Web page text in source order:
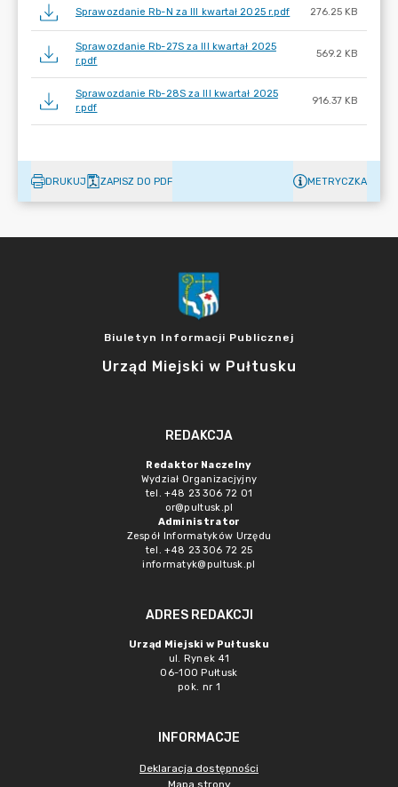
Sprawozdanie Rb-N za III kwartał 2025 r.pdf 276.25 KB
Sprawozdanie Rb-27S za III kwartał 2025
r.pdf
569.2 KB
Sprawozdanie Rb-28S za III kwartał 2025
r.pdf
916.37 KB
DRUKUJ ZAPISZ DO PDF METRYCZKA
Biuletyn Informacji Publicznej
Urząd Miejski w Pułtusku
REDAKCJA
Redaktor Naczelny
Wydział Organizacjyjny
tel. +48 23 306 72 01
or@pultusk.pl
Administrator
Zespół Informatyków Urzędu
tel. +48 23 306 72 25
informatyk@pultusk.pl
ADRES REDAKCJI
Urząd Miejski w Pułtusku
ul. Rynek 41
06-100 Pułtusk
pok. nr 1
INFORMACJE
Deklaracja dostępności
Mapa strony